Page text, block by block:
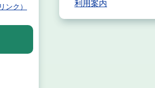
ンク） 利用案内